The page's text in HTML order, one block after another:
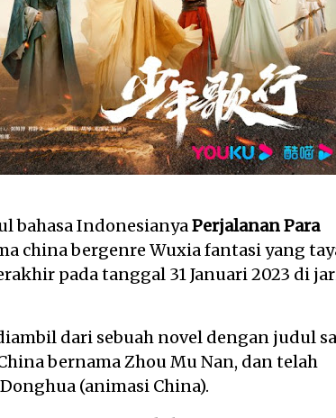
bahasa IndonesianyaPerjalanan Para
china bergenre Wuxia fantasi yang
pada tanggal 31 Januari 2023 di
dari sebuah novel dengan judul
bernama Zhou Mu Nan, dan telah
(animasi China).